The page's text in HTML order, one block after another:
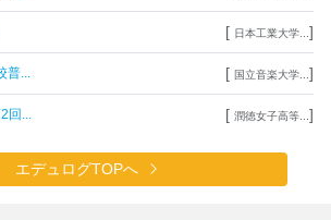
[ 日本工業大学... ]
普... [ 国立音楽大学... ]
回... [ 潤徳女子高等... ]
エデュログTOPへ